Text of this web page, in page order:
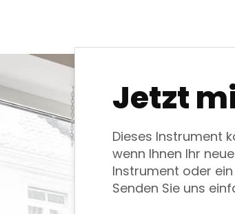
Jetzt
Dieses Instrument
wenn Ihnen Ihr
Instrument oder
Senden Sie uns